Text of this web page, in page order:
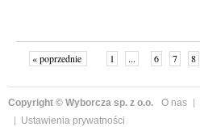
« poprzednie 1 ... 6 7 8
Copyright © Wyborcza sp. z o.o. O nas
Ustawienia prywatności